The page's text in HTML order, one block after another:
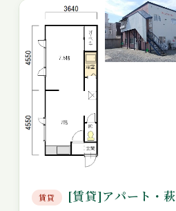
賃貸
[賃貸]アパート・萩